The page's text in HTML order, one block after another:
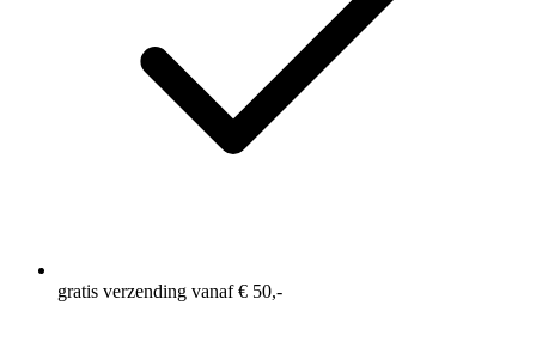
gratis verzending vanaf € 50,-